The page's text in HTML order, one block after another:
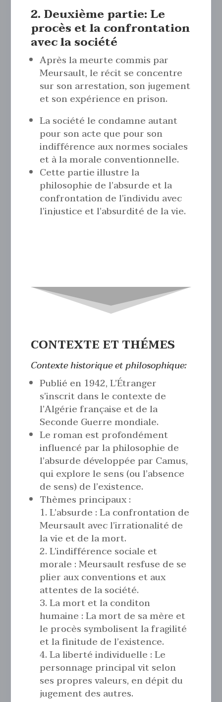
2. Deuxième partie: Le
procès et la confrontation
avec la société
Après la meurte commis par
Meursault, le récit se concentre
sur son arrestation, son jugement
et son expérience en prison.
La société le condamne autant
pour son acte que pour son
indifférence aux normes sociales
et à la morale conventionnelle.
Cette partie illustre la
philosophie de l’absurde et la
confrontation de l’individu avec
l’injustice et l’absurdité de la vie.
CONTEXTE ET THÉMES
Contexte historique et philosophique:
Publié en 1942, L’Étranger
s’inscrit dans le contexte de
l’Algérie française et de la
Seconde Guerre mondiale.
Le roman est profondément
influencé par la philosophie de
l’absurde développée par Camus,
qui explore le sens (ou l’absence
de sens) de l’existence.
Thèmes principaux :
L’absurde : La confrontation de
Meursault avec l’irrationalité de
la vie et de la mort.
L’indifférence sociale et
morale : Meursault resfuse de se
plier aux conventions et aux
attentes de la société.
La mort et la conditon
humaine : La mort de sa mère et
le procès symbolisent la fragilité
et la finitude de l’existence.
La liberté individuelle : Le
personnage principal vit selon
ses propres valeurs, en dépit du
jugement des autres.